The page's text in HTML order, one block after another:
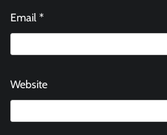
Email *
Website